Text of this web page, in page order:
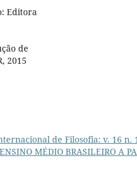
Editora
de
2015
de Filosofia: v. 16 n.
MÉDIO BRASILEIRO A